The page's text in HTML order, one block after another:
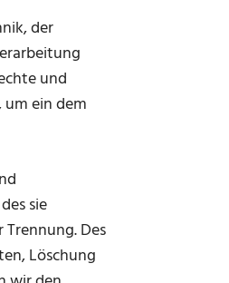
der
und
ein dem
sie
Des
Löschung